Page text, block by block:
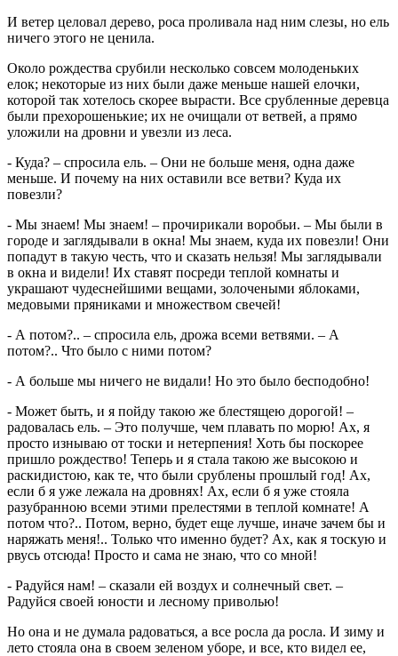
И ветер целовал дерево, роса проливала над ним слезы, но ель
ничего этого не ценила.
Около рождества срубили несколько совсем молоденьких
елок; некоторые из них были даже меньше нашей елочки,
которой так хотелось скорее вырасти. Все срубленные деревца
были прехорошенькие; их не очищали от ветвей, а прямо
уложили на дровни и увезли из леса.
- Куда? – спросила ель. – Они не больше меня, одна даже
меньше. И почему на них оставили все ветви? Куда их
повезли?
- Мы знаем! Мы знаем! – прочирикали воробьи. – Мы были в
городе и заглядывали в окна! Мы знаем, куда их повезли! Они
попадут в такую честь, что и сказать нельзя! Мы заглядывали
в окна и видели! Их ставят посреди теплой комнаты и
украшают чудеснейшими вещами, золочеными яблоками,
медовыми пряниками и множеством свечей!
- А потом?.. – спросила ель, дрожа всеми ветвями. – А
потом?.. Что было с ними потом?
- А больше мы ничего не видали! Но это было бесподобно!
- Может быть, и я пойду такою же блестящею дорогой! –
радовалась ель. – Это получше, чем плавать по морю! Ах, я
просто изнываю от тоски и нетерпения! Хоть бы поскорее
пришло рождество! Теперь и я стала такою же высокою и
раскидистою, как те, что были срублены прошлый год! Ах,
если б я уже лежала на дровнях! Ах, если б я уже стояла
разубранною всеми этими прелестями в теплой комнате! А
потом что?.. Потом, верно, будет еще лучше, иначе зачем бы и
наряжать меня!.. Только что именно будет? Ах, как я тоскую и
рвусь отсюда! Просто и сама не знаю, что со мной!
- Радуйся нам! – сказали ей воздух и солнечный свет. –
Радуйся своей юности и лесному приволью!
Но она и не думала радоваться, а все росла да росла. И зиму и
лето стояла она в своем зеленом уборе, и все, кто видел ее,